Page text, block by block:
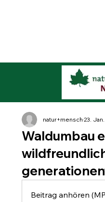
Waldumbau
natur+mensch23. Jan.
Beitrag anhören